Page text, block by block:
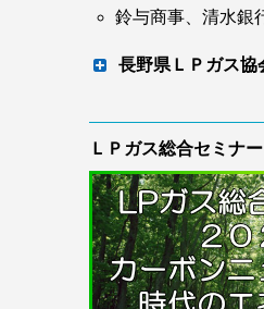
展示会、引き
鈴与商事、清水
長野県ＬＰガス
体験交え炎を
ＬＰガス総合セミナ